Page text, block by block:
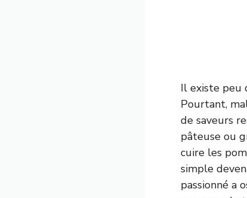
Il existe peu
Pourtant,
de saveurs
pâteuse ou
cuire les
simple
passionné a